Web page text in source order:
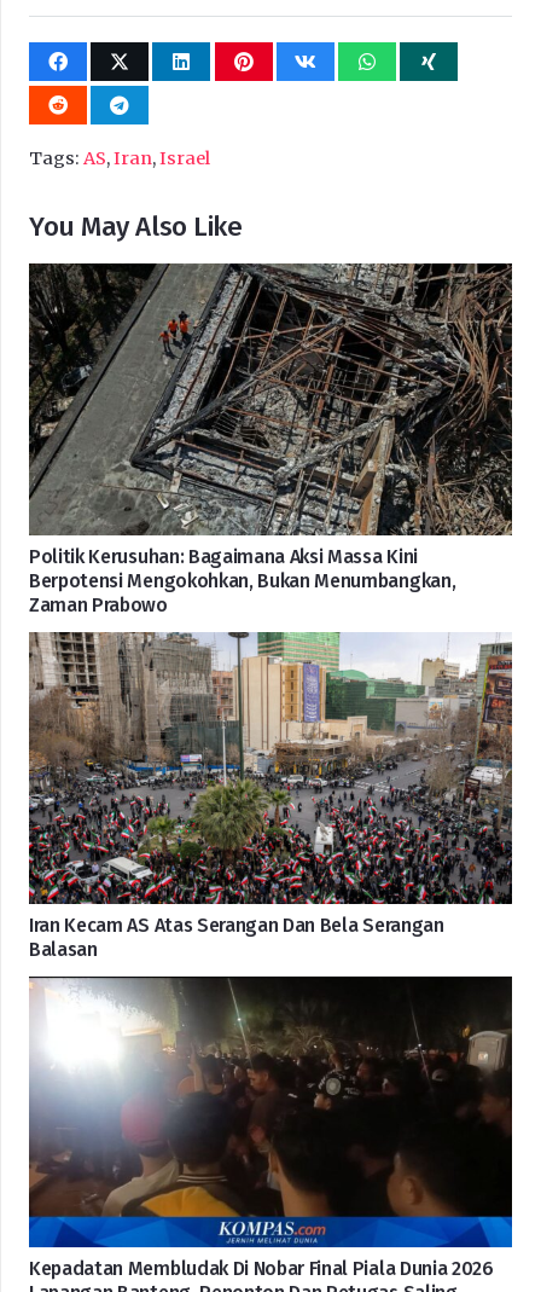
Tags: AS,Iran,Israel
You May Also Like
Politik Kerusuhan: Bagaimana Aksi Massa Kini
Berpotensi Mengokohkan, Bukan Menumbangkan,
Zaman Prabowo
Iran Kecam AS Atas Serangan Dan Bela Serangan
Balasan
Kepadatan Membludak Di Nobar Final Piala Dunia 2026